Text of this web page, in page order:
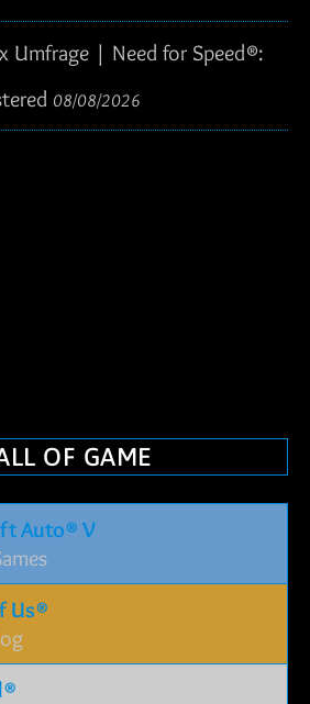
Umfrage | Need for Speed®:
08/08/2026
OF GAME
Auto® V
Us®